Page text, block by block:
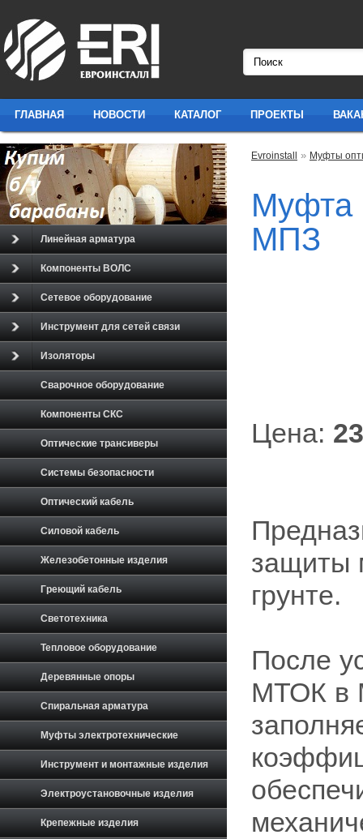
ГЛАВНАЯ НОВОСТИ КАТАЛОГ ПРОЕКТЫ
Evroinstall » Муфты
Муфта
МПЗ
Цена:
защиты
грунте.
После
МТОК в
Линейная арматура
Компоненты ВОЛС
Сетевое оборудование
Инструмент для сетей связи
Изоляторы
Сварочное оборудование
Компоненты СКС
Оптические трансиверы
Системы безопасности
Оптический кабель
Силовой кабель
Железобетонные изделия
Греющий кабель
Светотехника
Тепловое оборудование
Деревянные опоры
Спиральная арматура
Муфты электротехнические
Инструмент и монтажные изделия
Электроустановочные изделия
Крепежные изделия